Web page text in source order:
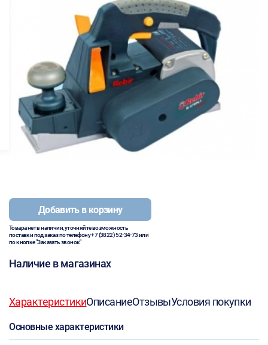
Добавить в корзину
Товара нет в наличии, уточняйте возможность
поставки под заказ по телефону+7 (3822) 52-34-73или
по кнопке "Заказать звонок"
Наличие в магазинах
ХарактеристикиОписаниеОтзывыУсловия покупки
Основные характеристики